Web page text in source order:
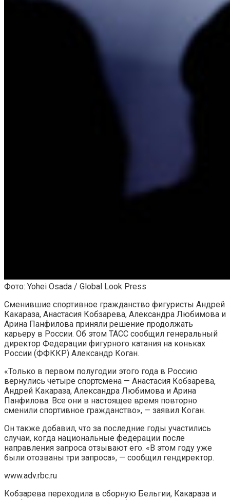
Фото: Yohei Osada / Global Look Press
Сменившие спортивное гражданство фигуристы Андрей
Какараза, Анастасия Кобзарева, Александра Любимова и
Арина Панфилова приняли решение продолжать
карьеру в России. Об этом ТАСС сообщил генеральный
директор Федерации фигурного катания на коньках
России (ФФККР) Александр Коган.
«Только в первом полугодии этого года в Россию
вернулись четыре спортсмена — Анастасия Кобзарева,
Андрей Какараза, Александра Любимова и Арина
Панфилова. Все они в настоящее время повторно
сменили спортивное гражданство», — заявил Коган.
Он также добавил, что за последние годы участились
случаи, когда национальные федерации после
направления запроса отзывают его. «В этом году уже
были отозваны три запроса», — сообщил гендиректор.
www.adv.rbc.ru
Кобзарева переходила в сборную Бельгии, Какараза и